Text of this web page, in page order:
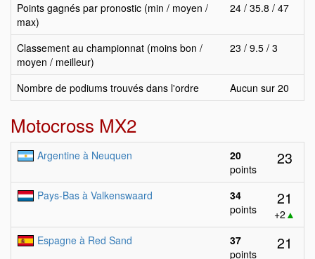
Points gagnés par pronostic (min / moyen /
max)
24 / 35.8 / 47
Classement au championnat (moins bon /
moyen / meilleur)
23 / 9.5 / 3
Nombre de podiums trouvés dans l'ordre Aucun sur 20
Motocross MX2
Argentine à Neuquen
20
points
23
Pays-Bas à Valkenswaard
34
points
21
+2 ▲
Espagne à Red Sand
37
points
21